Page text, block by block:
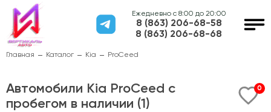
Ежедневно с 8:00 до 20:00
8 (863) 206-68-58
8 (863) 206-68-68
Главная Каталог Kia ProCeed
Автомобили Kia ProCeed с
пробегом в наличии (1)
0